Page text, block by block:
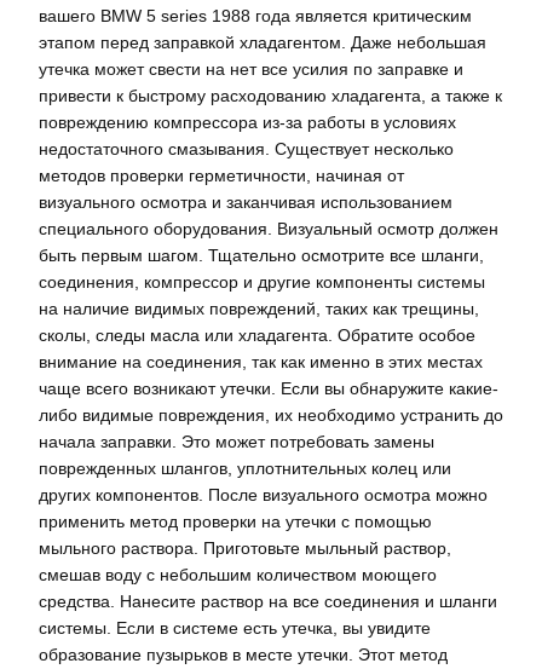
вашего BMW 5 series 1988 года является критическим
этапом перед заправкой хладагентом. Даже небольшая
утечка может свести на нет все усилия по заправке и
привести к быстрому расходованию хладагента, а также к
повреждению компрессора из-за работы в условиях
недостаточного смазывания. Существует несколько
методов проверки герметичности, начиная от
визуального осмотра и заканчивая использованием
специального оборудования. Визуальный осмотр должен
быть первым шагом. Тщательно осмотрите все шланги,
соединения, компрессор и другие компоненты системы
на наличие видимых повреждений, таких как трещины,
сколы, следы масла или хладагента. Обратите особое
внимание на соединения, так как именно в этих местах
чаще всего возникают утечки. Если вы обнаружите какие-
либо видимые повреждения, их необходимо устранить до
начала заправки. Это может потребовать замены
поврежденных шлангов, уплотнительных колец или
других компонентов. После визуального осмотра можно
применить метод проверки на утечки с помощью
мыльного раствора. Приготовьте мыльный раствор,
смешав воду с небольшим количеством моющего
средства. Нанесите раствор на все соединения и шланги
системы. Если в системе есть утечка, вы увидите
образование пузырьков в месте утечки. Этот метод